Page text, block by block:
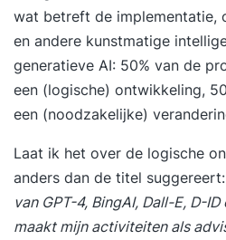
wat betreft de implementatie,
en andere kunstmatige
generatieve AI: 50% van de
een (logische) ontwikkeling,
een (noodzakelijke)
Laat ik het over de logische
anders dan de titel
van GPT-4, BingAI, Dall-E, D-
maakt mijn activiteiten als